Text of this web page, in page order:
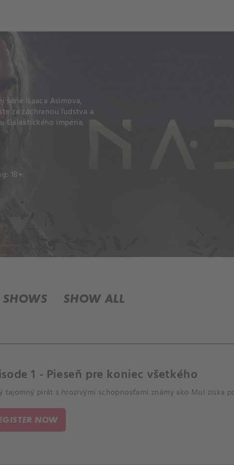
série Isaaca Asimova,
za záchranou ľudstva a
Galaktického impéria.
18+
SHOWS SHOW ALL
1 - Pieseň pre koniec všetkého
tajomný pirát s hrozivými schopnosťami známy ako Mul získa
NOW